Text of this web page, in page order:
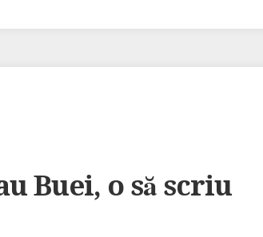
Buei, o să scriu